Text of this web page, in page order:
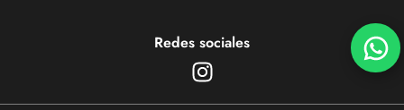
Redes sociales